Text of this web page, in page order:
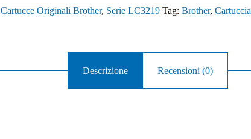
Cartucce Originali Brother, Serie LC3219 Tag: Brother, Cartuccia
Descrizione Recensioni (0)